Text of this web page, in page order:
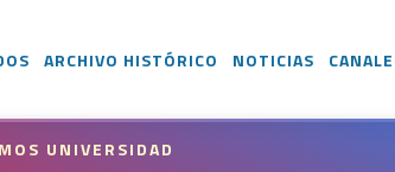
ARCHIVO HISTÓRICO NOTICIAS
UNIVERSIDAD